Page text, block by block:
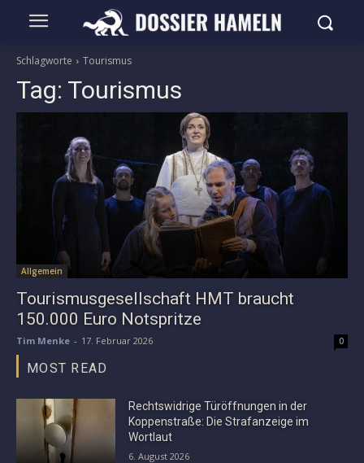
Schlagworte Tourismus
Tag: Tourismus
Allgemein
Tourismusgesellschaft HMT braucht
150.000 Euro Notspritze
Tim Menke - 17. Februar 2026 0
MOST READ
Rechtswidrige Türöffnungen in der
Koppenstraße: Die Strafanzeige im
Wortlaut
6. August 2026